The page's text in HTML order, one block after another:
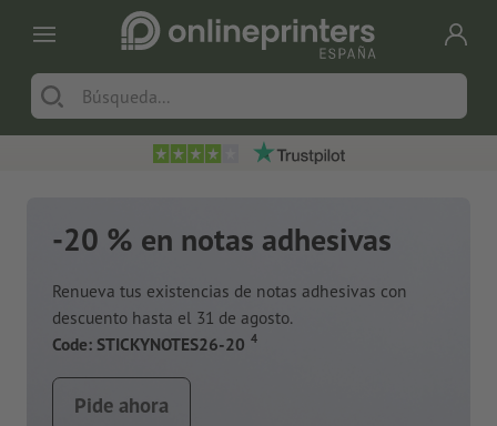
-20 % en notas adhesivas
Renueva tus existencias de notas adhesivas con
descuento hasta el 31 de agosto.
Code: STICKYNOTES26-20 4
Pide ahora